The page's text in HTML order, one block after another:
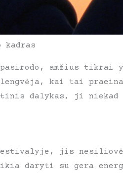
kadras
amžius tikrai
kai tai
dalykas, ji niekad
festivalyje, jis
daryti su gera